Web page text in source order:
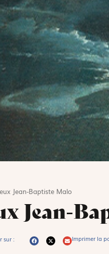
Jean-Baptiste Malo
Jean-
sur : Imprimer la